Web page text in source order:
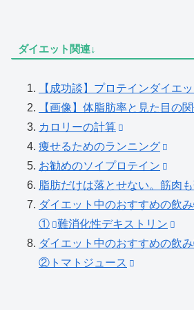
ダイエット関連↓
【成功談】プロテインダイエ
【画像】体脂肪率と見た目の
カロリーの計算
痩せるためのランニング
お勧めのソイプロテイン
脂肪だけは落とせない。筋肉も
ダイエット中のおすすめの飲
①
難消化性デキストリン
ダイエット中のおすすめの飲
②トマトジュース